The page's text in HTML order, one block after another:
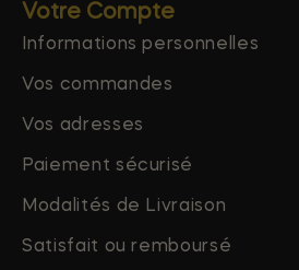
Votre Compte
Informations personnelles
Vos commandes
Vos adresses
Paiement sécurisé
Modalités de Livraison
Satisfait ou remboursé